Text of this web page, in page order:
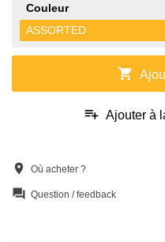
Couleur
ASSORTED
shopping_cart
playlist_add Ajouter à
location_on Où acheter ?
question_answer Question / feedback